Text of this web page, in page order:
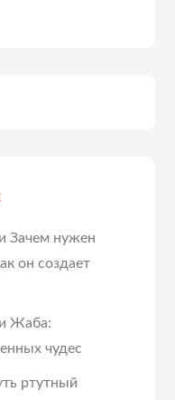
Зачем нужен
он создает
Жаба:
чудес
ртутный